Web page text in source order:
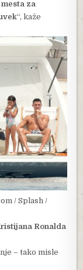
za
“, kaže
/ Splash /
Ronalda
– tako misle